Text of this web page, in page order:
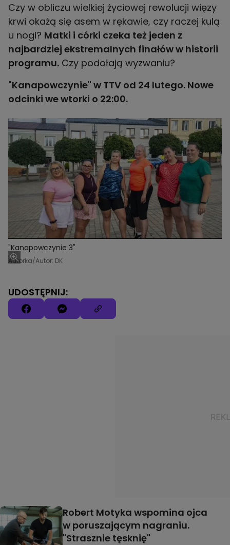
Czy w obliczu wielkiej życiowej rewolucji więzy
krwi okażą się asem w rękawie, czy raczej kulą
u nogi? Matki i córki czeka też jeden z
najbardziej ekstremalnych finałów w historii
programu. Czy podołają wyzwaniu?
"Kanapowczynie" w TTV od 24 lutego. Nowe
odcinki we wtorki o 22:00.
"Kanapowczynie 3"
Autorka/Autor: DK
UDOSTĘPNIJ:
Robert Motyka wspomina ojca
w poruszającym nagraniu.
"Strasznie tęsknię"